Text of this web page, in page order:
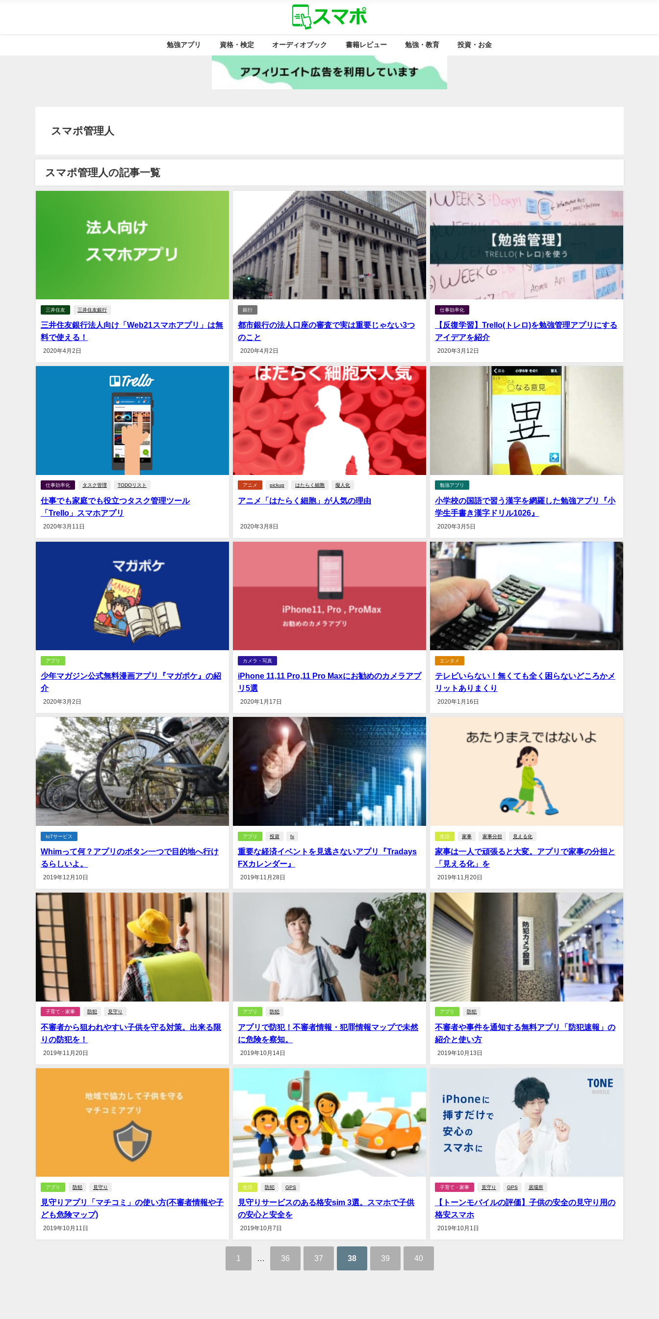
勉強アプリ 資格・検定 オーディオブック 書籍レビュー 勉強・教育 投資・お金
スマポ管理人
スマポ管理人の記事一覧
三井住友 三井住友銀行
三井住友銀行法人向け「Web21スマホアプリ」は無
料で使える！
2020年4月2日
銀行
都市銀行の法人口座の審査で実は重要じゃない3つ
のこと
2020年4月2日
仕事効率化
【反復学習】Trello(トレロ)を勉強管理アプリにする
アイデアを紹介
2020年3月12日
仕事効率化 タスク管理 TODOリスト
仕事でも家庭でも役立つタスク管理ツール
「Trello」スマホアプリ
2020年3月11日
アニメ pickup はたらく細胞 擬人化
アニメ「はたらく細胞」が人気の理由
2020年3月8日
勉強アプリ
小学校の国語で習う漢字を網羅した勉強アプリ『小
学生手書き漢字ドリル1026』
2020年3月5日
アプリ
少年マガジン公式無料漫画アプリ『マガポケ』の紹
介
2020年3月2日
カメラ・写真
iPhone 11,11 Pro,11 Pro Maxにお勧めのカメラアプ
リ5選
2020年1月17日
エンタメ
テレビいらない！無くても全く困らないどころかメ
リットありまくり
2020年1月16日
IoTサービス
Whimって何？アプリのボタン一つで目的地へ行け
るらしいよ。
2019年12月10日
アプリ 投資 fx
重要な経済イベントを見逃さないアプリ『Tradays
FXカレンダー』
2019年11月28日
生活 家事 家事分担 見える化
家事は一人で頑張ると大変。アプリで家事の分担と
「見える化」を
2019年11月20日
子育て・家事 防犯 見守り
不審者から狙われやすい子供を守る対策。出来る限
りの防犯を！
2019年11月20日
アプリ 防犯
アプリで防犯！不審者情報・犯罪情報マップで未然
に危険を察知。
2019年10月14日
アプリ 防犯
不審者や事件を通知する無料アプリ「防犯速報」の
紹介と使い方
2019年10月13日
アプリ 防犯 見守り
見守りアプリ「マチコミ」の使い方(不審者情報や子
ども危険マップ)
2019年10月11日
生活 防犯 GPS
見守りサービスのある格安sim 3選。スマホで子供
の安心と安全を
2019年10月7日
子育て・家事 見守り GPS 居場所
【トーンモバイルの評価】子供の安全の見守り用の
格安スマホ
2019年10月1日
1 … 36 37 38 39 40